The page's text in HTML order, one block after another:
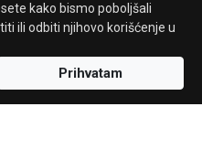
kako bismo poboljšali
ili odbiti njihovo korišćenje u
Prihvatam